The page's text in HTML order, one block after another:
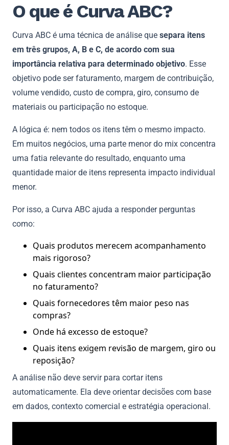
O que é Curva ABC?
Curva ABC é uma técnica de análise que separa itens
em três grupos, A, B e C, de acordo com sua
importância relativa para determinado objetivo. Esse
objetivo pode ser faturamento, margem de contribuição,
volume vendido, custo de compra, giro, consumo de
materiais ou participação no estoque.
A lógica é: nem todos os itens têm o mesmo impacto.
Em muitos negócios, uma parte menor do mix concentra
uma fatia relevante do resultado, enquanto uma
quantidade maior de itens representa impacto individual
menor.
Por isso, a Curva ABC ajuda a responder perguntas
como:
Quais produtos merecem acompanhamento
mais rigoroso?
Quais clientes concentram maior participação
no faturamento?
Quais fornecedores têm maior peso nas
compras?
Onde há excesso de estoque?
Quais itens exigem revisão de margem, giro ou
reposição?
A análise não deve servir para cortar itens
automaticamente. Ela deve orientar decisões com base
em dados, contexto comercial e estratégia operacional.